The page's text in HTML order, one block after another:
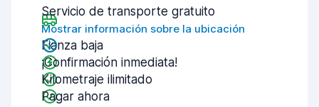
Servicio de transporte gratuito
Mostrar información sobre la ubicación
Fianza baja
¡Confirmación inmediata!
Kilometraje ilimitado
Pagar ahora